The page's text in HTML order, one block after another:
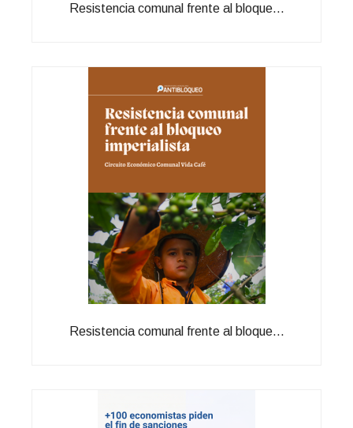
Resistencia comunal frente al bloque...
Resistencia comunal frente al bloque...